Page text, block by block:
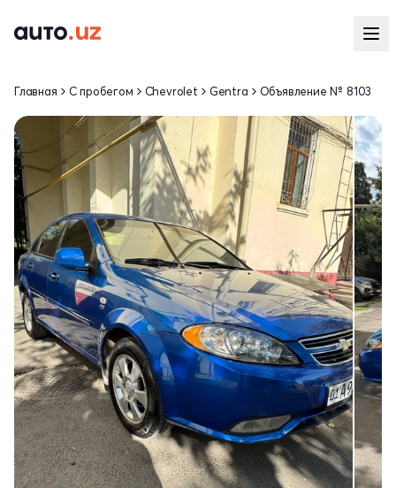
Главная С пробегом Chevrolet Gentra Объявление № 8103